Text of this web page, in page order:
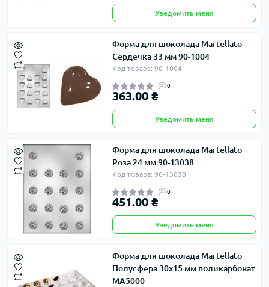
Уведомить меня
Форма для шоколада Martellato
Сердечка 33 мм 90-1004
Код товара: 90-1004
0
363.00 ₴
Уведомить меня
Форма для шоколада Martellato
Роза 24 мм 90-13038
Код товара: 90-13038
0
451.00 ₴
Уведомить меня
Форма для шоколада Martellato
Полусфера 30х15 мм поликарбонат
MA5000